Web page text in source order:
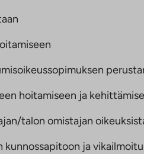
hoitamiseen ja
talon omistajan
kunnossapitoon ja